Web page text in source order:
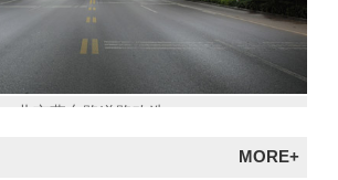
北京燕东路道路改造
MORE+